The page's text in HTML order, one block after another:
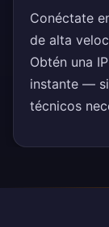
Conéctate
de alta
Obtén una
instante —
técnicos